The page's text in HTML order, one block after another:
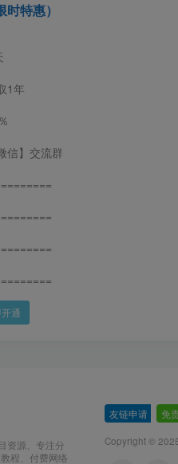
特惠）
1年
信】交流群
通
资源、专注分
程、付费网络
友链申请 免
Copyright ©